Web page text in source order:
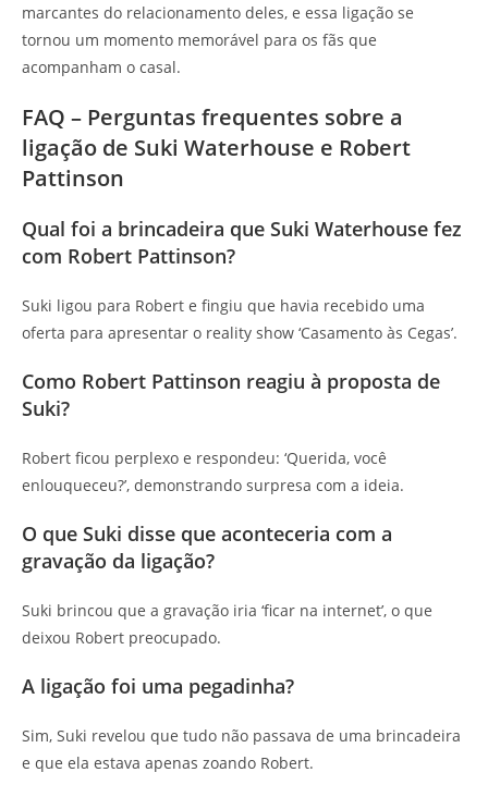
marcantes do relacionamento deles, e essa ligação se
tornou um momento memorável para os fãs que
acompanham o casal.
FAQ – Perguntas frequentes sobre a
ligação de Suki Waterhouse e Robert
Pattinson
Qual foi a brincadeira que Suki Waterhouse fez
com Robert Pattinson?
Suki ligou para Robert e fingiu que havia recebido uma
oferta para apresentar o reality show ‘Casamento às Cegas’.
Como Robert Pattinson reagiu à proposta de
Suki?
Robert ficou perplexo e respondeu: ‘Querida, você
enlouqueceu?’, demonstrando surpresa com a ideia.
O que Suki disse que aconteceria com a
gravação da ligação?
Suki brincou que a gravação iria ‘ficar na internet’, o que
deixou Robert preocupado.
A ligação foi uma pegadinha?
Sim, Suki revelou que tudo não passava de uma brincadeira
e que ela estava apenas zoando Robert.